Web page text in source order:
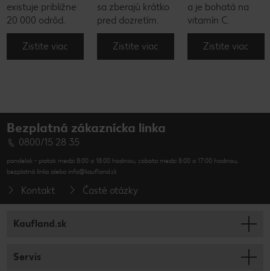
existuje približne
20 000 odrôd.
Zistite viac
sa zberajú krátko
pred dozretím.
Zistite viac
a je bohatá na
vitamín C.
Zistite viac
Bezplatná zákaznícka linka
0800/15 28 35
pondelok - piatok medzi 8:00 a 18:00 hodinou, sobota medzi 8:00 a 17:00 hodinou,
bezplatná linka alebo info@kaufland.sk
Kontakt Časté otázky
Kaufland.sk
Servis